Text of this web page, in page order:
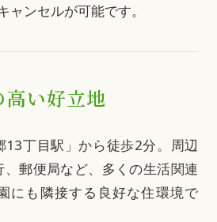
ャンセルが可能です。
高い好立地
13丁目駅」から徒歩2分。周辺
郵便局など、多くの生活関連
にも隣接する良好な住環境で